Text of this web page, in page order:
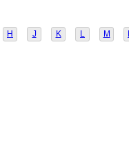
H J K L M